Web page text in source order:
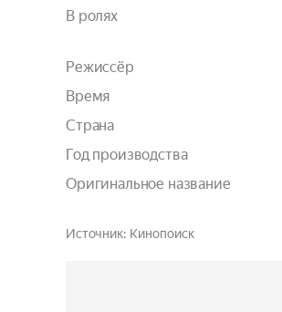
В ролях
Режиссёр
Время
Страна
Год производства
Оригинальное название
Источник Кинопоиск